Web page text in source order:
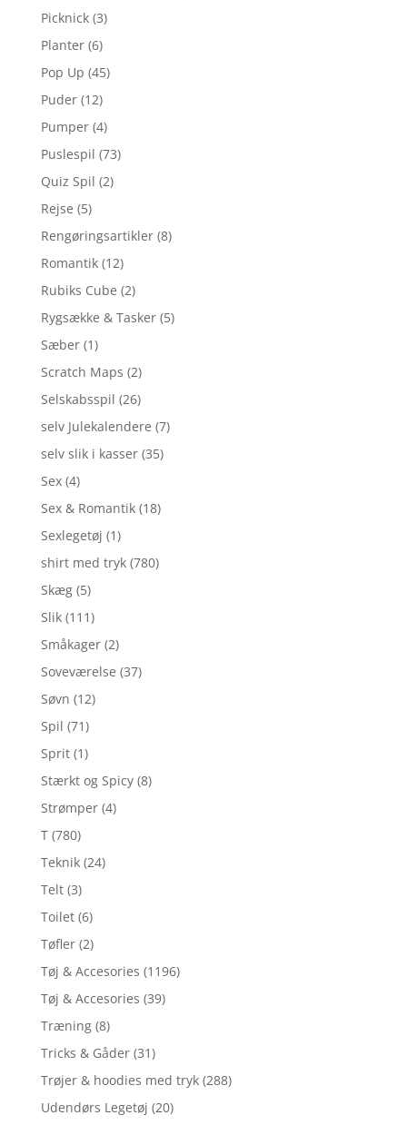
Picknick (3)
Planter (6)
Pop Up (45)
Puder (12)
Pumper (4)
Puslespil (73)
Quiz Spil (2)
Rejse (5)
Rengøringsartikler (8)
Romantik (12)
Rubiks Cube (2)
Rygsække & Tasker (5)
Sæber (1)
Scratch Maps (2)
Selskabsspil (26)
selv Julekalendere (7)
selv slik i kasser (35)
Sex (4)
Sex & Romantik (18)
Sexlegetøj (1)
shirt med tryk (780)
Skæg (5)
Slik (111)
Småkager (2)
Soveværelse (37)
Søvn (12)
Spil (71)
Sprit (1)
Stærkt og Spicy (8)
Strømper (4)
T (780)
Teknik (24)
Telt (3)
Toilet (6)
Tøfler (2)
Tøj & Accesories (1196)
Tøj & Accesories (39)
Træning (8)
Tricks & Gåder (31)
Trøjer & hoodies med tryk (288)
Udendørs Legetøj (20)